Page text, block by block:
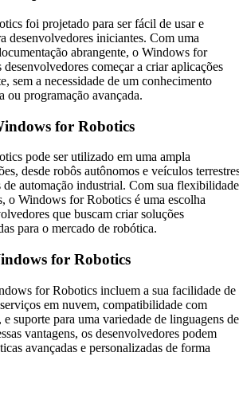
foi projetado para ser fácil de usar e
desenvolvedores iniciantes. Com uma
abrangente, o Windows for
começar a criar aplicações
sem a necessidade de um conhecimento
ou programação avançada.
for Robotics
pode ser utilizado em uma ampla
desde robôs autônomos e veículos
de automação industrial. Com sua flexibilidade
o Windows for Robotics é uma escolha
que buscam criar soluções
para o mercado de robótica.
for Robotics
for Robotics incluem a sua facilidade de
em nuvem, compatibilidade com
suporte para uma variedade de linguagens de
vantagens, os desenvolvedores podem
avançadas e personalizadas de forma